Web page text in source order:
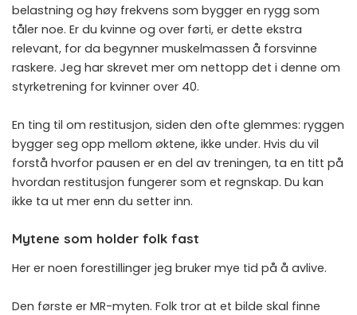
belastning og høy frekvens som bygger en rygg som
tåler noe. Er du kvinne og over førti, er dette ekstra
relevant, for da begynner muskelmassen å forsvinne
raskere. Jeg har skrevet mer om nettopp det i denne om
styrketrening for kvinner over 40.
En ting til om restitusjon, siden den ofte glemmes: ryggen
bygger seg opp mellom øktene, ikke under. Hvis du vil
forstå hvorfor pausen er en del av treningen, ta en titt på
hvordan restitusjon fungerer som et regnskap. Du kan
ikke ta ut mer enn du setter inn.
Mytene som holder folk fast
Her er noen forestillinger jeg bruker mye tid på å avlive.
Den første er MR-myten. Folk tror at et bilde skal finne